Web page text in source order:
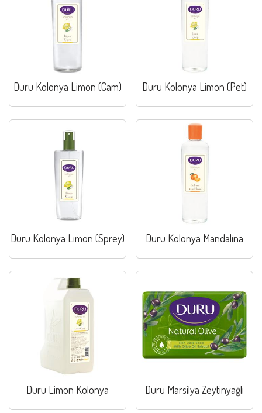
Duru Kolonya Limon (Cam) Duru Kolonya Limon (Pet)
Duru Kolonya Limon (Sprey)
Duru Kolonya Mandalina
(Pet)
Duru Limon Kolonya Duru Marsilya Zeytinyağlı